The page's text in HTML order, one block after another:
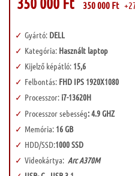
350 000 Ft
Gyártó:DELL
Kategória: Használt laptop
Kijelző képátló: 15,6
Felbontás: FHD IPS 1920X1080
Processzor:i7-13620H
Processzor sebesség: 4.9 GHZ
Memória:16 GB
HDD/SSD:1000 SSD
Videokártya: Arc A370M